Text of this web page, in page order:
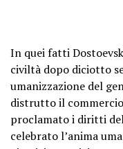
In quei fatti
civiltà dopo diciotto
umanizzazione del
distrutto il
proclamato i diritti
celebrato l’anima